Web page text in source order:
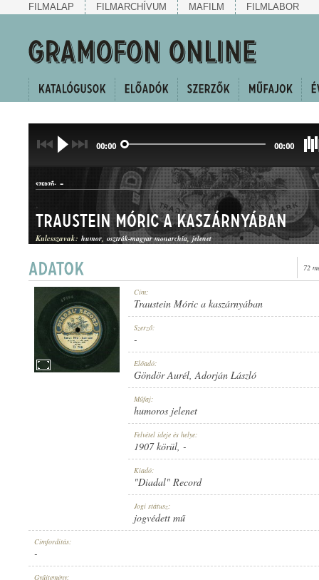
FILMALAP FILMARCHÍVUM MAFILM FILMLABOR
00:00 00:00
SZERZŐ: -
HUMOROS JELENET
Traustein Móric a kaszárnyában
Kulcsszavak: humor osztrák-magyar monarchia jelenet
72
Cím:
Traustein Móric a kaszárnyában
Szerző:
-
Előadó:
Göndör Aurél,Adorján László
Műfaj:
humoros jelenet
Felvétel ideje és helye:
1907 körül, -
Kiadó:
"Diadal" Record
Jogi státusz:
jogvédett mű
Címfordítás:
-
Gyűjtemény: